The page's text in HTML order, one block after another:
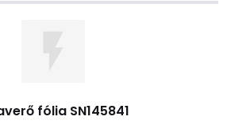
fólia SN145841